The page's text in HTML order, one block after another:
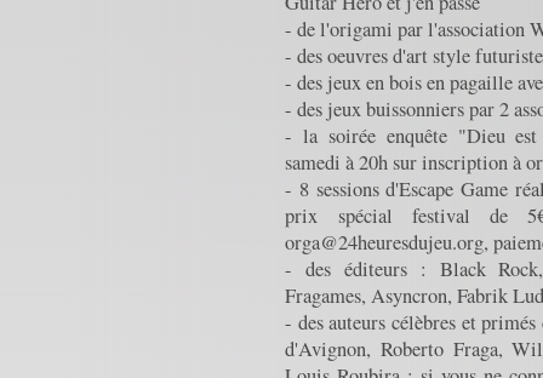
- de l'origami par l'association
- des oeuvres d'art style
- des jeux en bois en pagaille
- des jeux buissonniers par 2
- la soirée enquête "Dieu
samedi à 20h sur inscription à
- 8 sessions d'Escape Game
prix spécial festival de
orga@24heuresdujeu.org,
- des éditeurs : Black
Fragames, Asyncron, Fabrik
- des auteurs célèbres et
d'Avignon, Roberto Fraga,